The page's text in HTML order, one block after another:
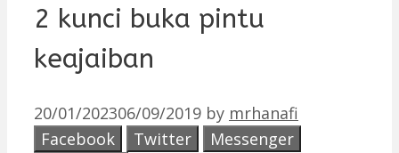
2 kunci buka pintu
keajaiban
20/01/202306/09/2019 by mrhanafi
Facebook
Twitter
Messenger